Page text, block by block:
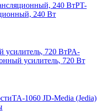
PT-
240 Вт
PA-
усилитель, 720 Вт
TA-1060 JD-Media (Jedia)